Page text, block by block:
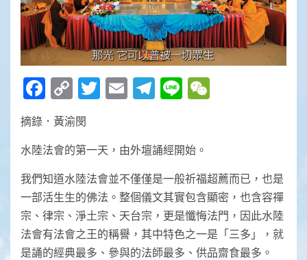
Facebook
Copy
Link
Twitter
EmailTelegram
Line
摘錄．黃渝閔
水陸法會的第一天，由外壇誦經開始。
我們知道水陸法會並不僅僅是一般祈福超薦而已，也是
一部活生生的佛法。整個儀文其實包含顯密，也含容禪
宗、律宗、淨土宗、天台宗，更是懺悔法門，因此水陸
法會有法會之王的稱譽，其中特色之一是「三多」，就
是誦的經典最多、參與的法師最多、供品齋食最多。